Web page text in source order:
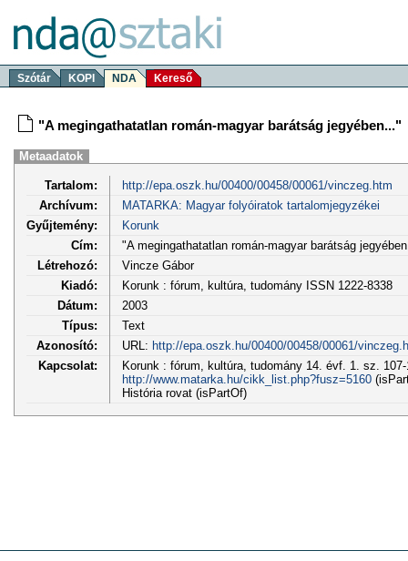
Szótár KOPI NDA Kereső
"A megingathatatlan román-magyar barátság jegyében..."
Metaadatok
Tartalom:
http://epa.oszk.hu/00400/00458/00061/vinczeg.htm
Archívum:
MATARKA: Magyar folyóiratok tartalomjegyzékei
Gyűjtemény:
Korunk
Cím:
"A megingathatatlan román-magyar barátság
Létrehozó:
Vincze Gábor
Kiadó:
Korunk : fórum, kultúra, tudomány ISSN 1222-8338
Dátum:
2003
Típus:
Text
Azonosító:
URL: http://epa.oszk.hu/00400/00458/00061/
Kapcsolat:
Korunk : fórum, kultúra, tudomány 14. évf. 1. sz. 107-
http://www.matarka.hu/cikk_list.php?fusz=5160
História rovat (isPartOf)